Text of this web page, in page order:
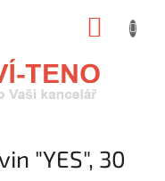
"YES", 30